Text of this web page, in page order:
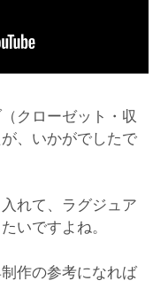
クローゼット・収
、いかがでしたで
れて、ラグジュア
いですよね。
作の参考になれば